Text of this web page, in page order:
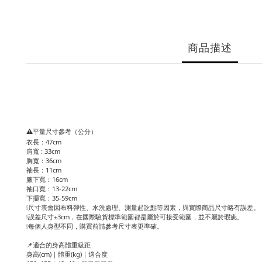
商品描述
⚠️平量尺寸參考（公分）
衣長：47cm
肩寬 : 33cm
胸寬：36cm
袖長：11cm
腋下寬：16cm
袖口寬：13-22cm
下擺寬：35-59cm
❕尺寸表會因布料彈性、水洗處理、測量起訖點等因素，與實際商品尺寸略有誤差。
❕誤差尺寸±3cm，在國際驗貨標準範圍都是屬於可接受範圍，並不屬於瑕疵。
❕每個人身型不同，購買前請參考尺寸表更準確。
📌適合的身高體重級距
身高(cm)｜體重(kg)｜適合度